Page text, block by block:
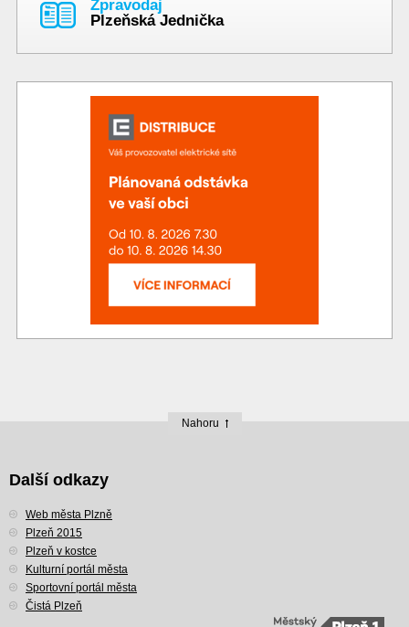
Zpravodaj
Plzeňská Jednička
Nahoru
Další odkazy
Web města Plzně
Plzeň 2015
Plzeň v kostce
Kulturní portál města
Sportovní portál města
Čistá Plzeň